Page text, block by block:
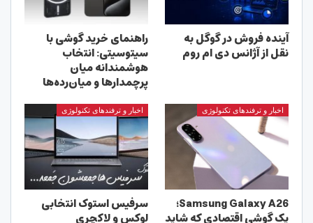
آینده فروش در گوگل به
نقل از آژانس دی ام روم
راهنمای خرید گوشی با
سیتوسیتی: انتخاب
هوشمندانه میان
پرچمدارها و میان‌رده‌ها
اخبار و ترفندهای تکنولوژی
Samsung Galaxy A26؛
یک گوشی اقتصادی که شاید
اخبار و ترفندهای تکنولوژی
سرفیس استوک انتخابی
لوکس و لاکچری